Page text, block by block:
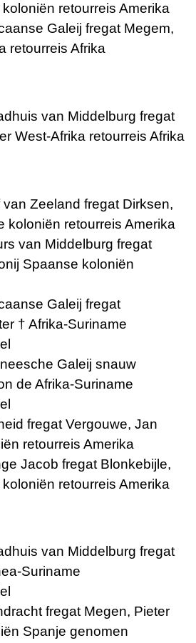
retourreis Amerika
Galeij fregat Megem,
retourreis Afrika
van Middelburg fregat
West-Afrika retourreis Afrika
Zeeland fregat Dirksen,
koloniën retourreis Amerika
van Middelburg fregat
Spaanse koloniën
Galeij fregat
† Afrika-Suriname
Galeij snauw
de Afrika-Suriname
fregat Vergouwe, Jan
retourreis Amerika
Jacob fregat Blonkebijle,
retourreis Amerika
van Middelburg fregat
Suriname
fregat Megen, Pieter
Spanje genomen